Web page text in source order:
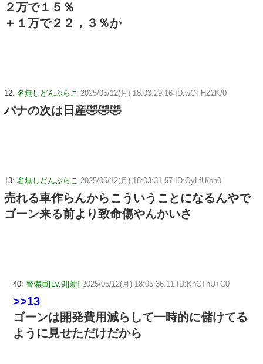
２万で１５％
＋１万で２２，３％か
12: 名無しどんぶらこ 2025/05/12(月) 18:03:29.16 ID:wOFHZ2K/0
パナの次は日産🤣🤣🤣
13: 名無しどんぶらこ 2025/05/12(月) 18:03:31.57 ID:OyLfU/bh0
売れる車作らんからこういうことになるんやで
ゴーン来る前より致命傷やんかいさ
40: 警備員[Lv.9][新] 2025/05/12(月) 18:05:36.11 ID:KnCTnU+C0
>>13
ゴーンは開発費用減らして一時的に儲けてる
ように見せただけだから